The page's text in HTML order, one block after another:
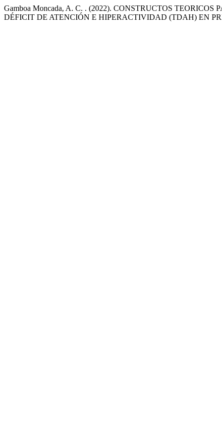
Gamboa Moncada, A. C. . (2022). CONSTRUCTOS
DÉFICIT DE ATENCIÓN E HIPERACTIVIDAD (TDAH) EN